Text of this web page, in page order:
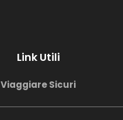
Link Utili
Viaggiare Sicuri